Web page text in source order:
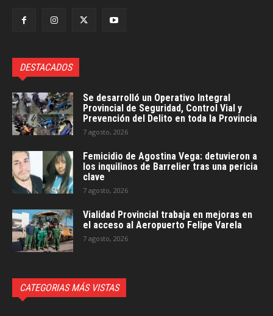
DESTACADOS
Se desarrolló un Operativo Integral
Provincial de Seguridad, Control Vial y
Prevención del Delito en toda la Provincia
7 agosto, 2026
Femicidio de Agostina Vega: detuvieron a
los inquilinos de Barrelier tras una pericia
clave
7 agosto, 2026
Vialidad Provincial trabaja en mejoras en
el acceso al Aeropuerto Felipe Varela
7 agosto, 2026
CATEGORIAS MÁS VISTAS